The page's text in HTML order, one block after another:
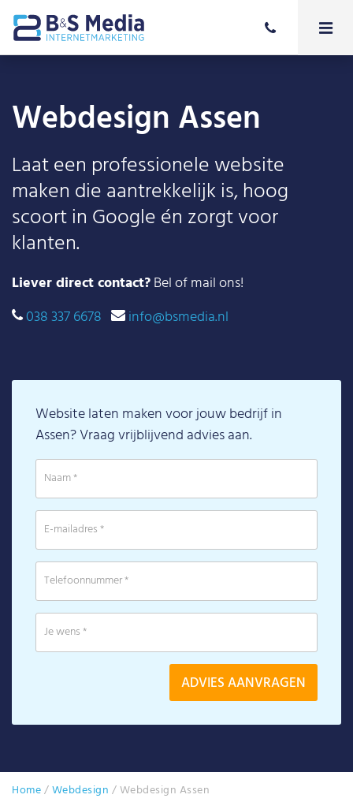
Webdesign Assen
Laat een professionele website
maken die aantrekkelijk is, hoog
scoort in Google én zorgt voor
klanten.
Liever direct contact?Bel of mail ons!
038 337 6678
info@bsmedia.nl
Website laten maken voor jouw bedrijf in
Assen? Vraag vrijblijvend advies aan.
Home/Webdesign /Webdesign Assen